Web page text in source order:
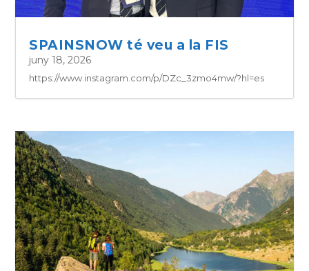
SPAINSNOW té veu a la FIS
juny 18, 2026
https://www.instagram.com/p/DZc_3zmo4mw/?hl=es